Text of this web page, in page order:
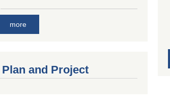
more
Plan and Project